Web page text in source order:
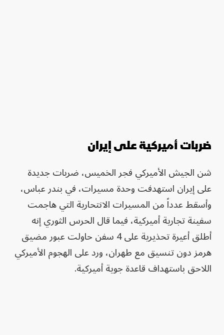
ضربات أميركية على إيران
شن الجيش الأميركي فجر الخميس، ضربات جديدة
على إيران استهدفت وحدة مسيرات، في بندر عباس،
وأسقط عدداً من المسيرات الانتحارية التي هاجمت
سفينة تجارية أميركية، فيما قال الحرس الثوري إنه
أطلق أعيرة تحذيرية على 4 سفن حاولت عبور مضيق
هرمز دون تنسيق مع طهران، ورد على الهجوم الأميركي
اللاحق باستهداف قاعدة جوية أميركية.